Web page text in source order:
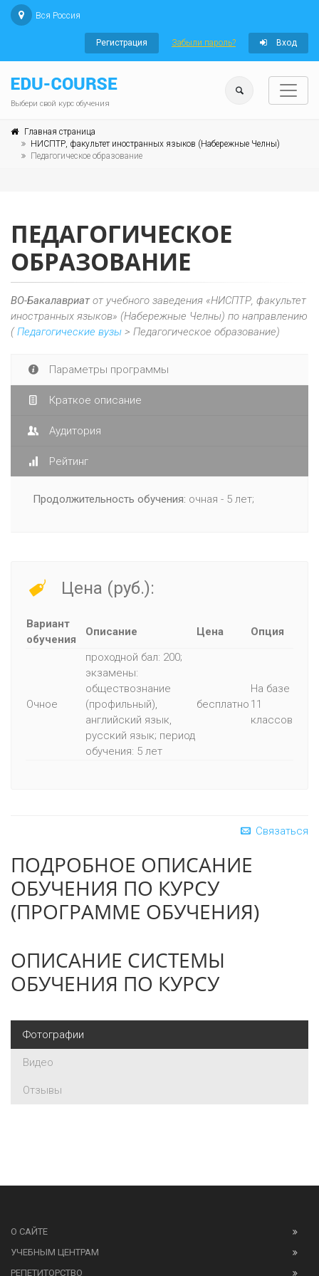
Вся Россия
Регистрация Забыли пароль? Вход
Выбери свой курс обучения
Главная страница
НИСПТР, факультет иностранных языков (Набережные Челны)
Педагогическое образование
ПЕДАГОГИЧЕСКОЕ
ОБРАЗОВАНИЕ
ВО-Бакалавриатот учебного заведения «НИСПТР, факультет
иностранных языков» (Набережные Челны) по направлению
(Педагогические вузы > Педагогическое образование)
Параметры программы
Краткое описание
Аудитория
Рейтинг
Продолжительность обучения: очная - 5 лет;
Цена (руб.):
Вариант
обучения
Описание Цена Опция
Очное
проходной бал: 200;
экзамены:
обществознание
(профильный),
английский язык,
русский язык; период
обучения: 5 лет
бесплатно
На базе
11
классов
Связаться
ПОДРОБНОЕ ОПИСАНИЕ
ОБУЧЕНИЯ ПО КУРСУ
(ПРОГРАММЕ ОБУЧЕНИЯ)
ОПИСАНИЕ СИСТЕМЫ
ОБУЧЕНИЯ ПО КУРСУ
Фотографии
Видео
Отзывы
О САЙТЕ
УЧЕБНЫМ ЦЕНТРАМ
РЕПЕТИТОРСТВО